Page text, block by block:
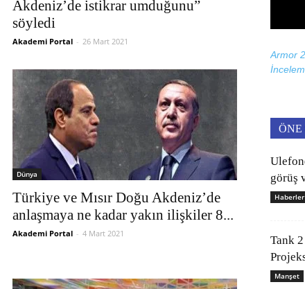
Akdeniz’de istikrar umduğunu”
söyledi
Akademi Portal - 26 Mart 2021
Dünya
Türkiye ve Mısır Doğu Akdeniz’de
anlaşmaya ne kadar yakın ilişkiler 8...
Akademi Portal - 4 Mart 2021
Armor
ÖNE
görüş
Haberler
Tank
Manşet